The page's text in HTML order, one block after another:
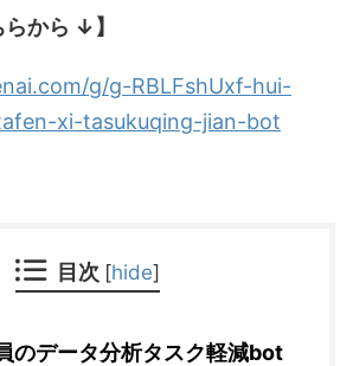
から ↓】
g/g-RBLFshUxf-hui-
xi-tasukuqing-jian-bot
目次 [hide]
のデータ分析タスク軽減bot